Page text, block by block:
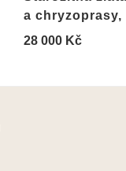
a chryzoprasy,
28 000 Kč